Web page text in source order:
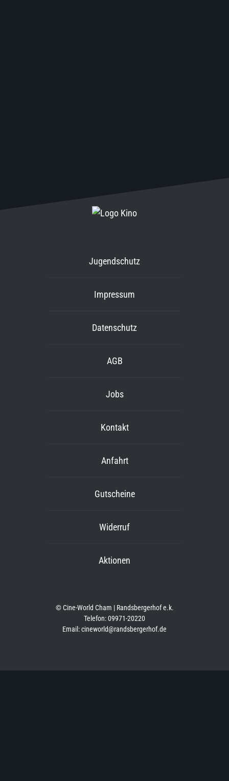
Jugendschutz
Impressum
Datenschutz
AGB
Jobs
Kontakt
Anfahrt
Gutscheine
Widerruf
Aktionen
© Cine-World Cham | Randsbergerhof e.k.
Telefon: 09971-20220
Email: cineworld@randsbergerhof.de